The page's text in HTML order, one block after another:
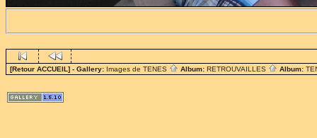
[Retour ACCUEIL] - Gallery: Images de TENES Album: RETROUVAILLES Album: